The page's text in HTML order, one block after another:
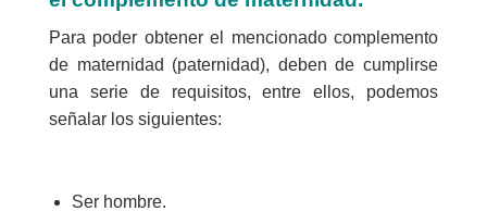
Para poder obtener el mencionado complemento
de maternidad (paternidad), deben de cumplirse
una serie de requisitos, entre ellos, podemos
señalar los siguientes:
Ser hombre.